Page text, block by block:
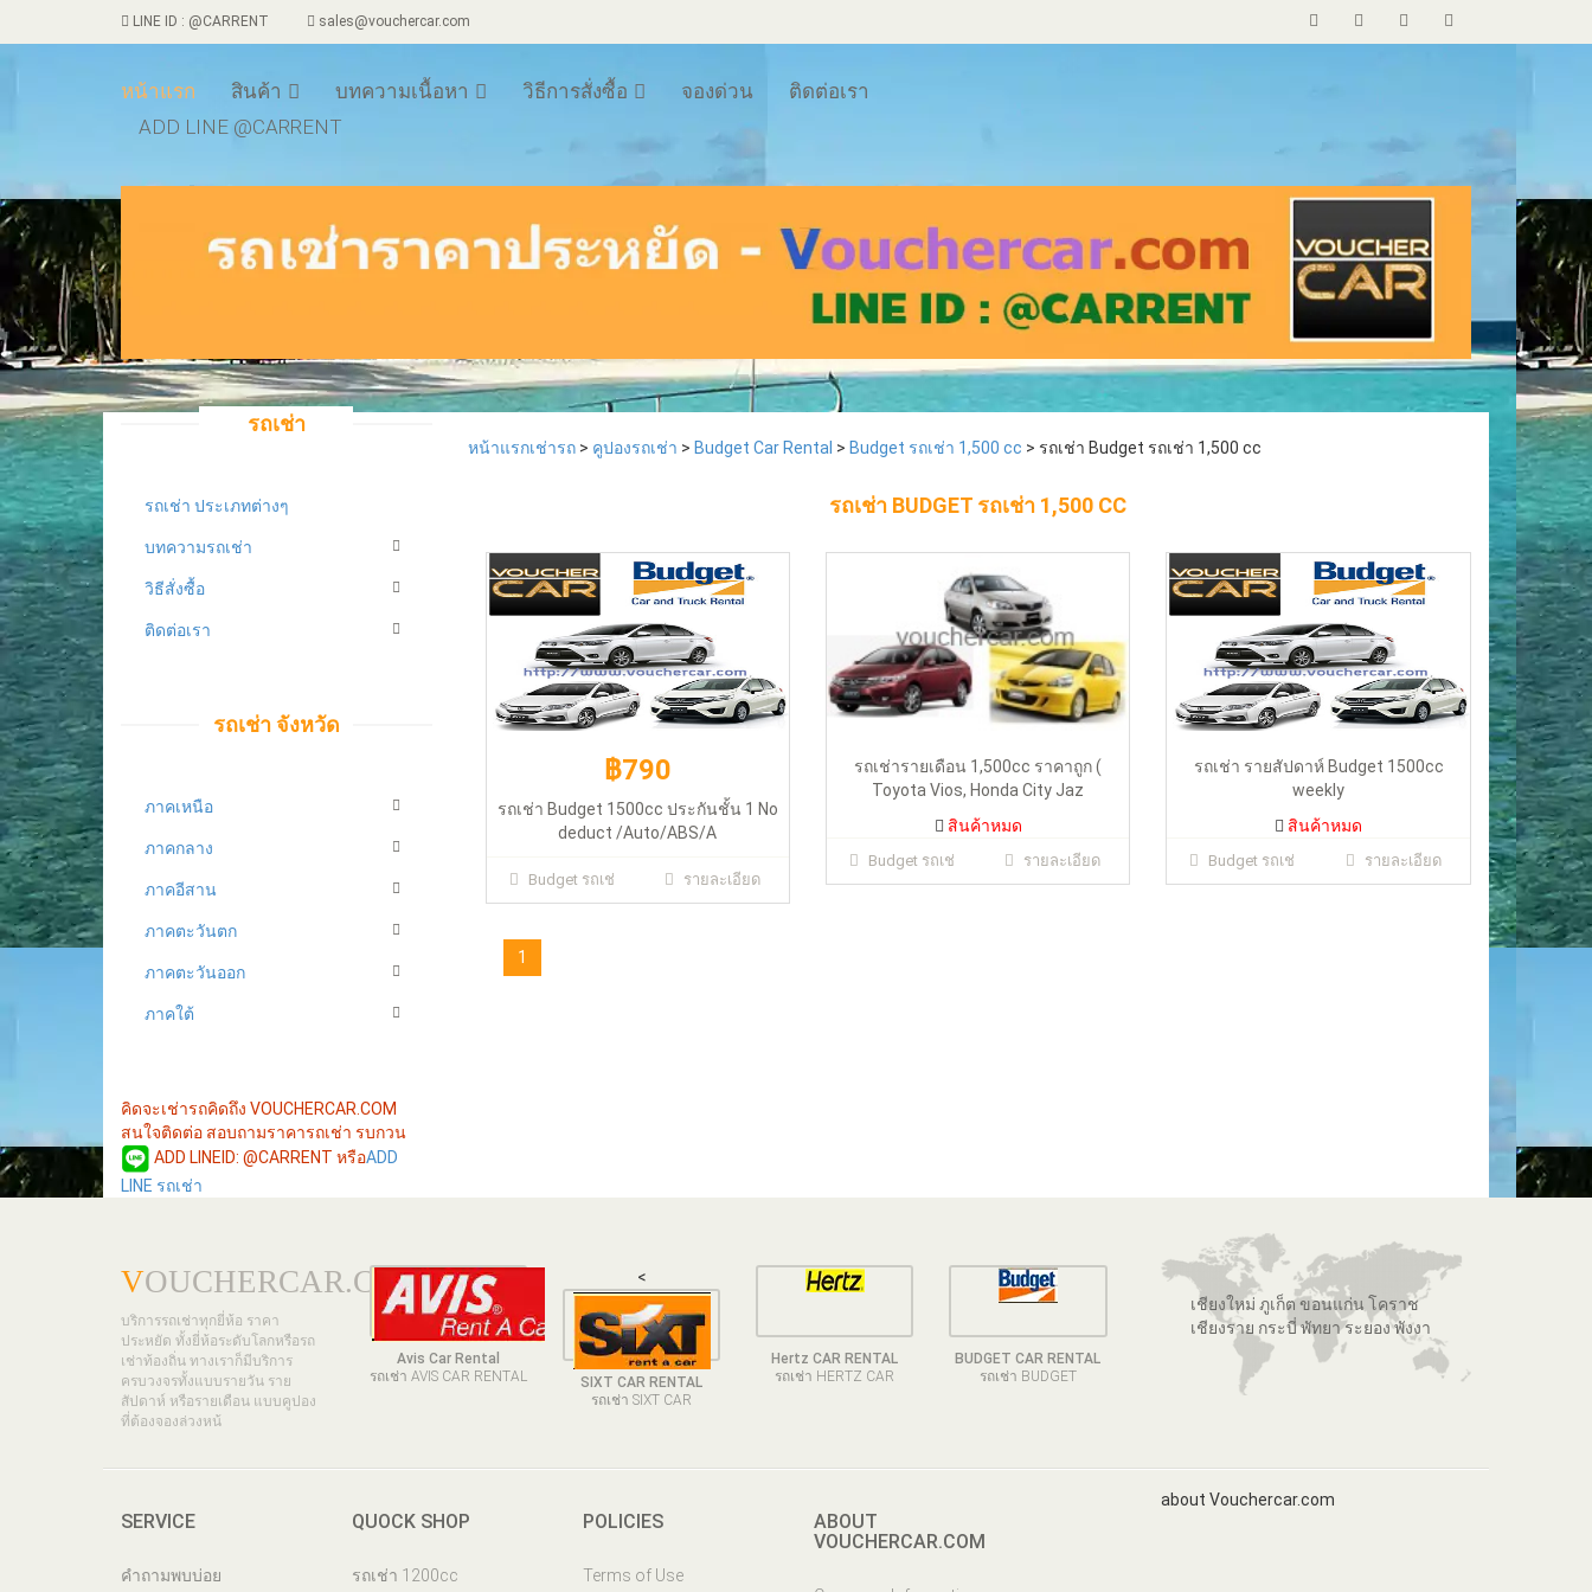
LINE ID : @CARRENT sales@vouchercar.com
หน้าแรก สินค้า บทความเนื้อหา วิธีการสั่งซื้อ จองด่วน
ติดต่อเรา
ADD LINE @CARRENT
รถเช่า
รถเช่า ประเภทต่างๆ
บทความรถเช่า
วิธีสั่งซื้อ
ติดต่อเรา
รถเช่า จังหวัด
ภาคเหนือ
ภาคกลาง
ภาคอีสาน
ภาคตะวันตก
ภาคตะวันออก
ภาคใต้
คิดจะเช่ารถคิดถึง VOUCHERCAR.COM
สนใจติดต่อ สอบถามราคารถเช่า รบกวน
ADD LINEID: @CARRENT หรือADD
LINE รถเช่า
หน้าแรกเช่ารถ > คูปองรถเช่า > Budget Car Rental > Budget รถเช่า 1,500 cc > รถเช่า Budget รถเช่า 1,500 cc
รถเช่า BUDGET รถเช่า 1,500 CC
฿790
รถเช่า Budget 1500cc ประกันชั้น 1 No
deduct /Auto/ABS/A
฿790
รถเช่า Budget 1500cc ประกันชั้น 1 No
Budget รถเช่ รายละเอียด
รถเช่ารายเดือน 1,500cc ราคาถูก (
Toyota Vios, Honda City Jaz
สินค้าหมด
Toyota Vios, Honda City Jazz )
รถเช่า รายเดือน ราคาสุดพิเศษ
Budget รถเช่ รายละเอียด
รถเช่า รายสัปดาห์ Budget 1500cc
weekly
สินค้าหมด
รถเช่า รายสัปดาห์ Budget 1500cc
Budget รถเช่ รายละเอียด
1
VOUCHERCAR.COM
บริการรถเช่าทุกยี่ห้อ ราคา
ประหยัด ทั้งยี่ห้อระดับโลกหรือรถ
เช่าท้องถิ่น ทางเราก็มีบริการ
ครบวงจรทั้งแบบรายวัน ราย
สัปดาห์ หรือรายเดือน แบบคูปอง
ที่ต้องจองล่วงหน้
Avis Car Rental
รถเช่า AVIS CAR RENTAL
<
SIXT CAR RENTAL
รถเช่า SIXT CAR
Hertz CAR RENTAL
รถเช่า HERTZ CAR
BUDGET CAR RENTAL
รถเช่า BUDGET
เชียงใหม่ ภูเก็ต ขอนแก่น โคราช
เชียงราย กระบี่ พัทยา ระยอง พังงา
SERVICE
คำถามพบบ่อย
QUOCK SHOP
รถเช่า 1200cc
POLICIES
Terms of Use
ABOUT
VOUCHERCAR.COM
about Vouchercar.com